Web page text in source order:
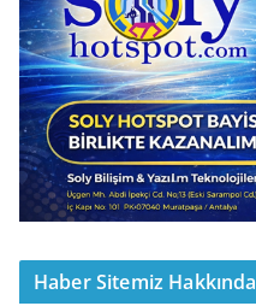
Haber Sitemiz Hakkında